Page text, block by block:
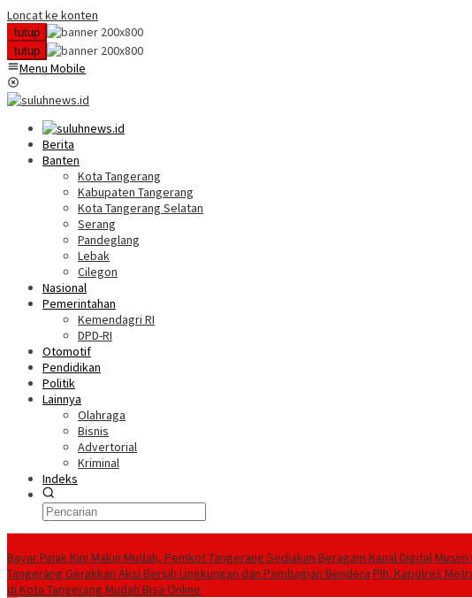
Loncat ke konten
tutup
tutup
Menu Mobile
Berita
Banten
Kota Tangerang
Kabupaten Tangerang
Kota Tangerang Selatan
Serang
Pandeglang
Lebak
Cilegon
Nasional
Pemerintahan
Kemendagri RI
DPD-RI
Otomotif
Pendidikan
Politik
Lainnya
Olahraga
Bisnis
Advertorial
Kriminal
Indeks
Bayar Pajak Kini Makin Mudah, Pemkot Tangerang Sediakan Beragam Kanal DigitalMusim
Tangerang Gerakkan Aksi Bersih Lingkungan dan Pembagian Bendera Plh. Kapolres
di Kota Tangerang Mudah Bisa Online